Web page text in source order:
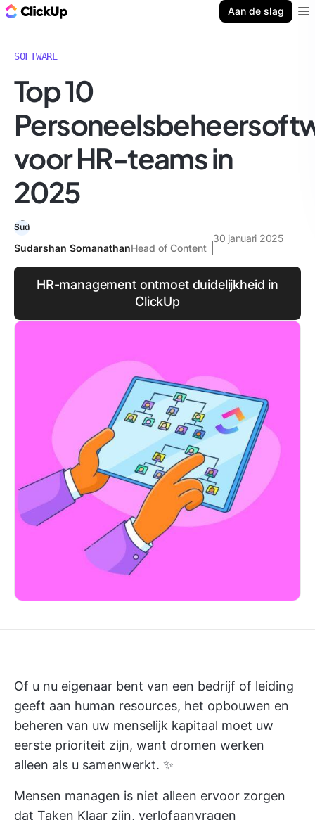
Aan de slag
SOFTWARE
Top 10
voor HR-teams in
2025
Sudarshan SomanathanHead of Content
30 januari 2025
HR-management ontmoet duidelijkheid in
ClickUp
Of u nu eigenaar bent van een bedrijf of leiding
geeft aan human resources, het opbouwen en
beheren van uw menselijk kapitaal moet uw
eerste prioriteit zijn, want dromen werken
alleen als u samenwerkt. ✨
Mensen managen is niet alleen ervoor zorgen
dat Taken Klaar zijn, verlofaanvragen